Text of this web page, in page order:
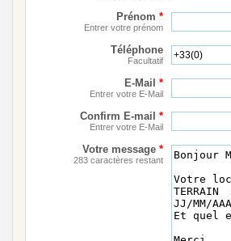
Prénom *
Entrer votre prénom
Téléphone
Facultatif
E-Mail *
Entrer votre E-Mail
Confirm E-mail *
Entrer votre E-Mail
Votre message *
283 caractères restant